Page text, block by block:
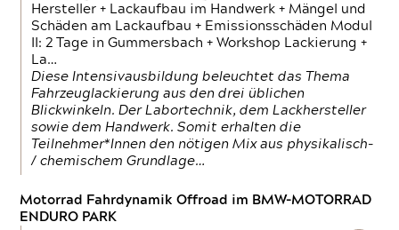
Hersteller + Lackaufbau im Handwerk + Mängel und
Schäden am Lackaufbau + Emissionsschäden Modul
II: 2 Tage in Gummersbach + Workshop Lackierung +
La…
Diese Intensivausbildung beleuchtet das Thema
Fahrzeuglackierung aus den drei üblichen
Blickwinkeln. Der Labortechnik, dem Lackhersteller
sowie dem Handwerk. Somit erhalten die
Teilnehmer*Innen den nötigen Mix aus physikalisch-
/ chemischem Grundlage…
Motorrad Fahrdynamik Offroad im BMW-MOTORRAD
ENDURO PARK